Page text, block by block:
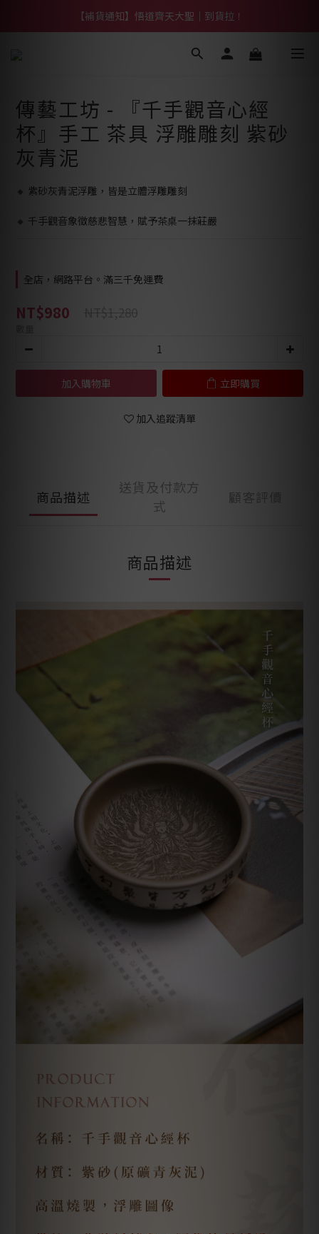
【熱門】馬上有系列！四種寶物幫你財運「轉」進來
【補貨通知】悟道齊天大聖｜到貨拉！
【熱門】馬上有系列！四種寶物幫你財運「轉」進來
傳藝工坊 - 『千手觀音心經
杯』手工 茶具 浮雕雕刻 紫砂
灰青泥
🔸 紫砂灰青泥浮雕，皆是立體浮雕雕刻
🔸 千手觀音象徵慈悲智慧，賦予茶桌一抹莊嚴
全店，網路平台。滿三千免運費
NT$980 NT$1,280
加入購物車 立即購買
加入追蹤清單
商品描述
送貨及付款方
式
顧客評價
商品描述